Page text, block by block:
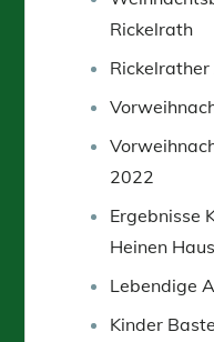
Rickelrath
2022
Ergebnisse
Heinen Haus
Lebendige
Kinder